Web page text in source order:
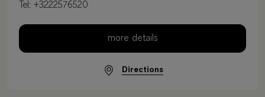
Tel: +3222576520
more details
Directions